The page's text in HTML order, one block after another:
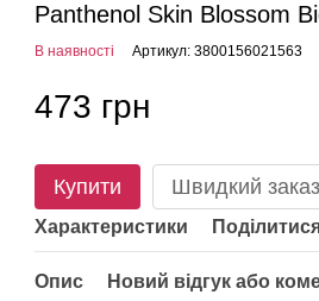
Panthenol Skin Blossom
В наявності Артикул: 3800156021563
473 грн
Купити Швидкий заказ
Характеристики
Опис Новий відгук або